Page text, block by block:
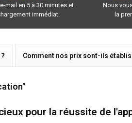
mail en 5 à 30 minutes et
immédiat.
Nous
la
Comment nos prix sont-ils établis
pour la réussite de